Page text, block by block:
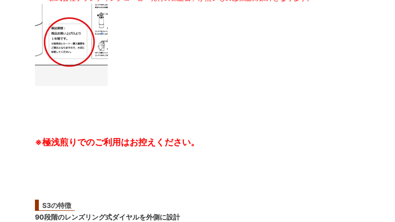
※極浅煎りでのご利用はお控えください。
S3の特徴
90段階のレンズリング式ダイヤルを外側に設計